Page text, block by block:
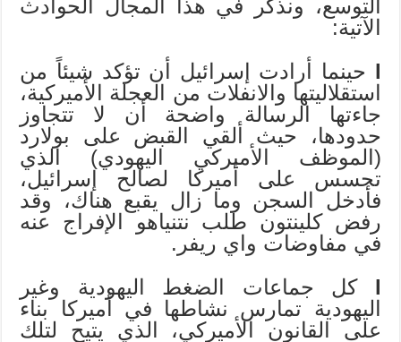
التوسع، ونذكر في هذا المجال الحوادث
الآتية:
l حينما أرادت إسرائيل أن تؤكد شيئاً من
استقلاليتها والانفلات من العجلة الأميركية،
جاءتها الرسالة واضحة أن لا تتجاوز
حدودها، حيث ألقي القبض على بولارد
(الموظف الأميركي اليهودي) الذي
تجسس على أميركا لصالح إسرائيل،
فأدخل السجن وما زال يقبع هناك، وقد
رفض كلينتون طلب نتنياهو الإفراج عنه
في مفاوضات واي ريفر.
l كل جماعات الضغط اليهودية وغير
اليهودية تمارس نشاطها في أميركا بناء
على القانون الأميركي، الذي يتيح لتلك